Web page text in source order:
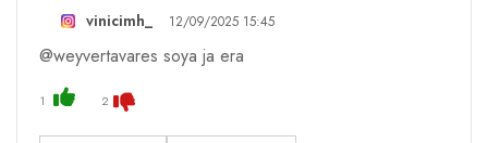
vinicimh_ 12/09/2025 15:45
@weyvertavares soya ja era
1 2